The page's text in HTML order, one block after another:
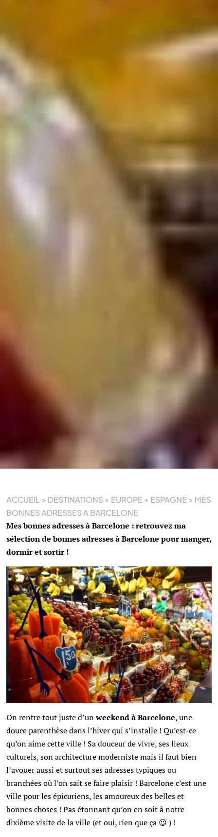
ACCUEIL > DESTINATIONS> EUROPE > ESPAGNE > MES
BONNES ADRESSES A BARCELONE
Mes bonnes adresses à Barcelone : retrouvez ma
sélection de bonnes adresses à Barcelone pour manger,
dormir et sortir !
On rentre tout juste d’unweekend à Barcelone, une
douce parenthèse dans l’hiver qui s’installe ! Qu’est-ce
qu’on aime cette ville ! Sa douceur de vivre, ses lieux
culturels, son architecture moderniste mais il faut bien
l’avouer aussi et surtout ses adresses typiques ou
branchées où l’on sait se faire plaisir ! Barcelone c’est une
ville pour les épicuriens, les amoureux des belles et
bonnes choses ! Pas étonnant qu’on en soit à notre
dixième visite de la ville (et oui, rien que ça 😉 ) !